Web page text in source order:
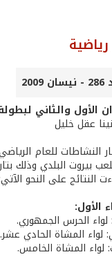
رياضية
الأول والثاني
عقل خليل
البلدي وذلك بتاريخي 13
النتائج على النحو
الأول:
لواء الحرس الجمهوري.
لواء المشاة الحادي عشر.
لواء المشاة الخامس.